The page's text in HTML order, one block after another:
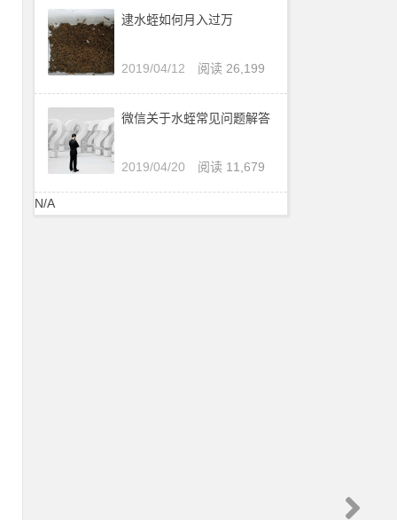
逮水蛭如何月入过万
阅读 26,199
2019/04/12
微信关于水蛭常见问题解答
阅读 11,679
2019/04/20
N/A